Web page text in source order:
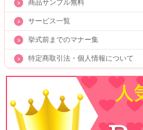
商品サンプル無料
サービス一覧
挙式前までのマナー集
特定商取引法・個人情報について